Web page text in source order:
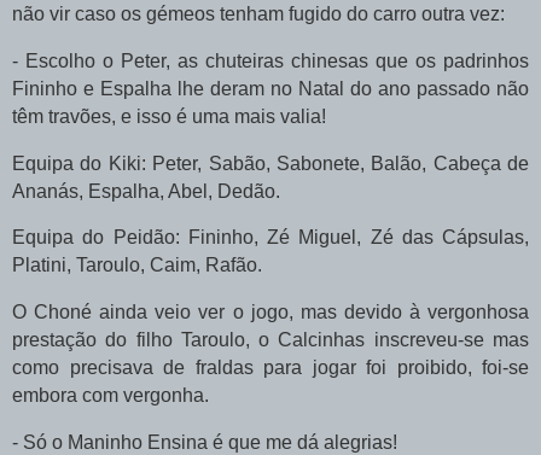
não vir caso os gémeos tenham fugido do carro outra vez:
- Escolho o Peter, as chuteiras chinesas que os padrinhos
Fininho e Espalha lhe deram no Natal do ano passado não
têm travões, e isso é uma mais valia!
Equipa do Kiki: Peter, Sabão, Sabonete, Balão, Cabeça de
Ananás, Espalha, Abel, Dedão.
Equipa do Peidão: Fininho, Zé Miguel, Zé das Cápsulas,
Platini, Taroulo, Caim, Rafão.
O Choné ainda veio ver o jogo, mas devido à vergonhosa
prestação do filho Taroulo, o Calcinhas inscreveu-se mas
como precisava de fraldas para jogar foi proibido, foi-se
embora com vergonha.
- Só o Maninho Ensina é que me dá alegrias!